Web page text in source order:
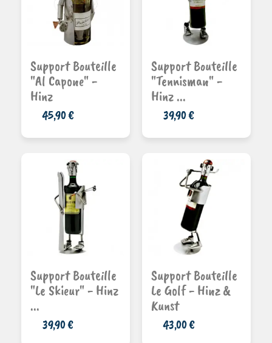
Support Bouteille
"Al Capone" -
Hinz
45,90 €
Ajouter au
panier
Support Bouteille
"Tennisman" -
Hinz ...
39,90 €
Ajouter au
panier
Support Bouteille
"Le Skieur" - Hinz
...
39,90 €
panier
Support Bouteille
Le Golf - Hinz &
Kunst
43,00 €
panier